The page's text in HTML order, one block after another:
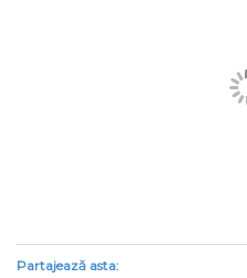
Partajează asta: